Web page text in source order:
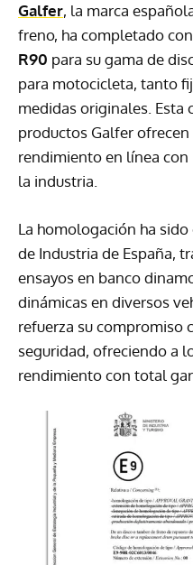
Galfer, la marca
freno, ha completado
R90 para su gama de
para motocicleta, tanto
medidas originales. Esta
productos Galfer
rendimiento en línea
la industria.
La homologación ha
de Industria de España,
ensayos en banco
dinámicas en diversos
refuerza su compromiso
seguridad, ofreciendo a
rendimiento con total